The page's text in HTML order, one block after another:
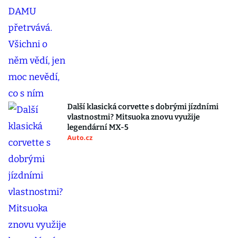
Další klasická corvette s dobrými jízdními
vlastnostmi? Mitsuoka znovu využije
legendární MX-5
Auto.cz